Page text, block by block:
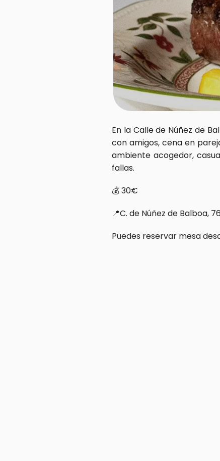
En la Calle de Núñez de
con amigos, cena en
ambiente acogedor,
fallas.
💰 30€
📍C. de Núñez de Balboa,
Puedes reservar mesa